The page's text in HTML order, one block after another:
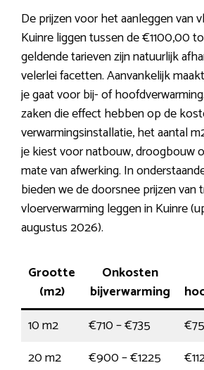
De prijzen voor het aanleggen van
Kuinre liggen tussen de €1100,00
geldende tarieven zijn natuurlijk
velerlei facetten. Aanvankelijk
je gaat voor bij- of
zaken die effect hebben op de
verwarmingsinstallatie, het aantal
je kiest voor natbouw, droogbouw
mate van afwerking. In
bieden we de doorsnee prijzen van
vloerverwarming leggen in Kuinre
augustus 2026).
Grootte
(m2)
Onkosten
bijverwarming
10 m2
€710 – €735
20 m2
€900 – €1225